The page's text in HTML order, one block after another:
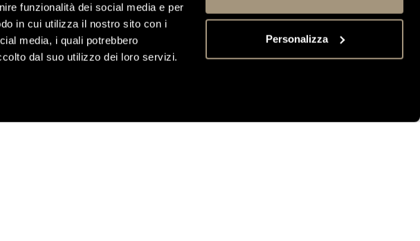
funzionalità dei social media e per
in cui utilizza il nostro sito con i
media, i quali potrebbero
dal suo utilizzo dei loro servizi.
Personalizza